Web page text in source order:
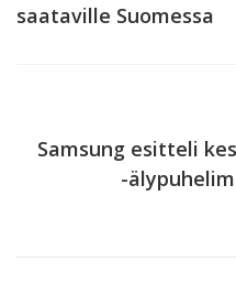
saataville Suomessa
Samsung esitteli
-